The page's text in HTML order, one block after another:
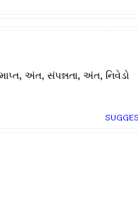
અંત, સંપન્નતા, અંત, નિવેડો